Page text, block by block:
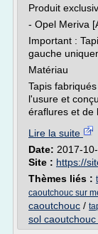
Produit
- Opel Meriva
Important :
gauche
Matériau
Tapis
l'usure et
éraflures et de
Lire la suite
Date: 2017-
Site : https://
Thèmes liés :
caoutchouc sur
caoutchouc /
sol